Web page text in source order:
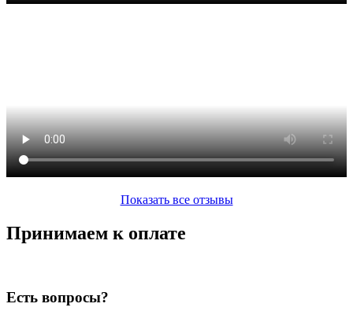
Показать все отзывы
Принимаем к оплате
Есть вопросы?